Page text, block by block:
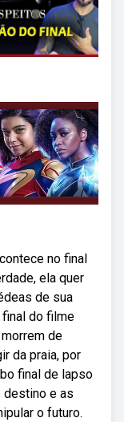
no final
ela quer
de sua
final do filme
de
da praia, por
final de lapso
destino e as
o futuro.